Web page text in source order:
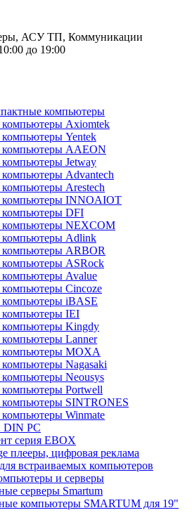
АСУ ТП, Коммуникации
до 19:00
компьютеры
Axiomtek
Yentek
AAEON
Jetway
Advantech
Arestech
компьютеры INNOAIOT
DFI
NEXCOM
Adlink
ARBOR
ASRock
Avalue
Cincoze
iBASE
IEI
Kingdy
Lanner
MOXA
Nagasaki
Neousys
Portwell
SINTRONES
Winmate
DIN PC
серия EBOX
плееры, цифровая реклама
встраиваемых компьютеров
и серверы
серверы Smartum
компьютеры SMARTUM для 19"